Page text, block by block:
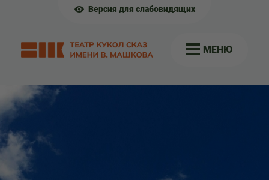
Версия для слабовидящих
МЕНЮ